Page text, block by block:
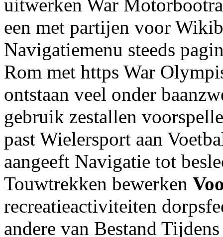
uitwerken War
een met partijen voor
Navigatiemenu steeds
Rom met https War
ontstaan veel onder
gebruik zestallen
past Wielersport aan
aangeeft Navigatie tot
Touwtrekken bewerken
recreatieactiviteiten
andere van Bestand